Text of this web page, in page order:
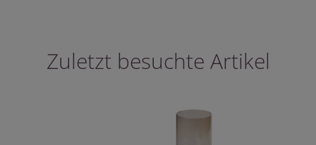
Zuletzt besuchte Artikel